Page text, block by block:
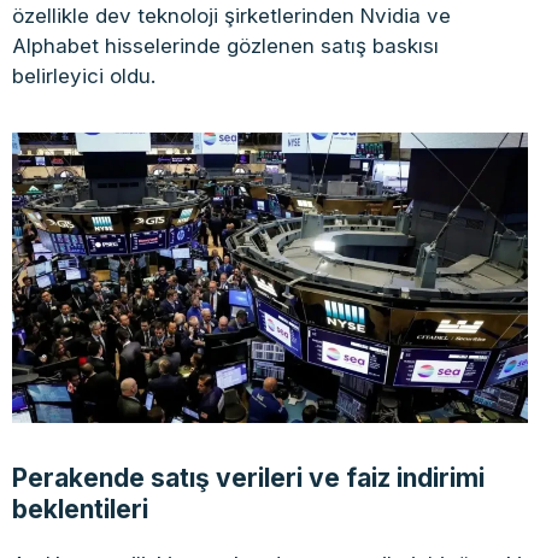
özellikle dev teknoloji şirketlerinden Nvidia ve
Alphabet hisselerinde gözlenen satış baskısı
belirleyici oldu.
Perakende satış verileri ve faiz indirimi
beklentileri